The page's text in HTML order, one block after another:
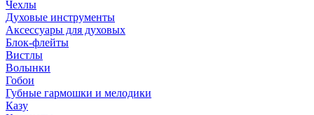
Чехлы
Духовые инструменты
Аксессуары для духовых
Блок-флейты
Вистлы
Волынки
Гобои
Губные гармошки и мелодики
Казу